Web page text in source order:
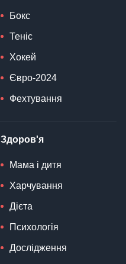
Бокс
Теніс
Хокей
Євро-2024
Фехтування
Здоров'я
Мама і дитя
Харчування
Дієта
Психологія
Дослідження